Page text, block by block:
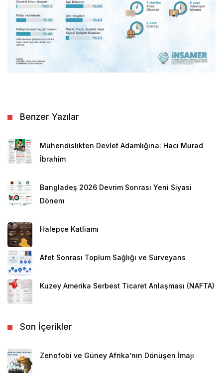
Benzer Yazılar
Mühendislikten Devlet Adamlığına: Hacı Murad
İbrahim
Bangladeş 2026 Devrim Sonrası Yeni Siyasi
Dönem
Halepçe Katliamı
Afet Sonrası Toplum Sağlığı ve Sürveyans
Kuzey Amerika Serbest Ticaret Anlaşması (NAFTA)
Son İçerikler
Zenofobi ve Güney Afrika’nın Dönüşen İmajı